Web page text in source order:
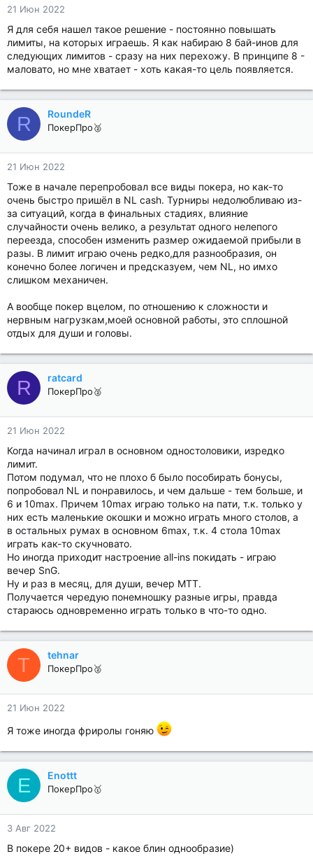
21 Июн 2022
Я для себя нашел такое решение - постоянно повышать
лимиты, на которых играешь. Я как набираю 8 бай-инов для
следующих лимитов - сразу на них перехожу. В принципе 8 -
маловато, но мне хватает - хоть какая-то цель появляется.
R RoundeR
ПокерПро🥈
21 Июн 2022
Тоже в начале перепробовал все виды покера, но как-то
очень быстро пришёл в NL cash. Турниры недолюбливаю из-
за ситуаций, когда в финальных стадиях, влияние
случайности очень велико, а результат одного нелепого
переезда, способен изменить размер ожидаемой прибыли в
разы. В лимит играю очень редко,для разнообразия, он
конечно более логичен и предсказуем, чем NL, но имхо
слишком механичен.
А вообще покер вцелом, по отношению к сложности и
нервным нагрузкам,моей основной работы, это сплошной
отдых для души и головы.
R ratcard
ПокерПро🥈
21 Июн 2022
Когда начинал играл в основном одностоловики, изредко
лимит.
Потом подумал, что не плохо б было пособирать бонусы,
попробовал NL и понравилось, и чем дальше - тем больше, и
6 и 10max. Причем 10max играю только на пати, т.к. только у
них есть маленькие окошки и можно играть много столов, а
в остальных румах в основном 6max, т.к. 4 стола 10max
играть как-то скучновато.
Но иногда приходит настроение all-ins покидать - играю
вечер SnG.
Ну и раз в месяц, для души, вечер MTT.
Получается чередую понемношку разные игры, правда
стараюсь одновременно играть только в что-то одно.
T tehnar
ПокерПро🥈
21 Июн 2022
Я тоже иногда фриролы гоняю
E Enottt
ПокерПро🥇
3 Авг 2022
В покере 20+ видов - какое блин однообразие)